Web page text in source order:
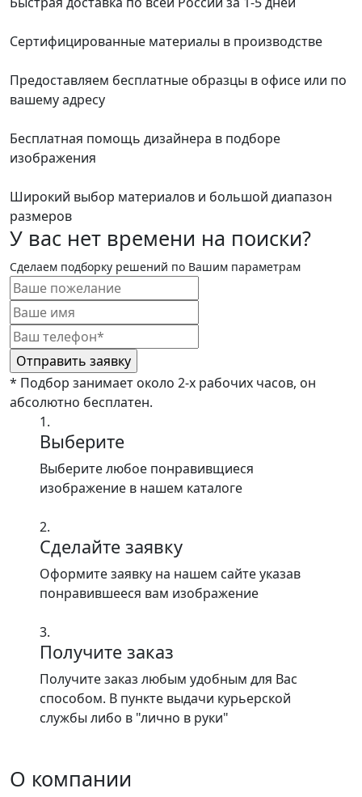
Сертифицированные материалы в производстве
Предоставляем бесплатные образцы в офисе или по
вашему адресу
Бесплатная помощь дизайнера в подборе
изображения
Широкий выбор материалов и большой диапазон
размеров
У вас нет времени на поиски?
Сделаем подборку решений по Вашим параметрам
* Подбор занимает около 2-х рабочих часов, он
абсолютно бесплатен.
1.
Выберите
Выберите любое понравивщиеся
изображение в нашем каталоге
2.
Сделайте заявку
Оформите заявку на нашем сайте указав
понравившееся вам изображение
3.
Получите заказ
Получите заказ любым удобным для Вас
способом. В пункте выдачи курьерской
службы либо в "лично в руки"
О компании